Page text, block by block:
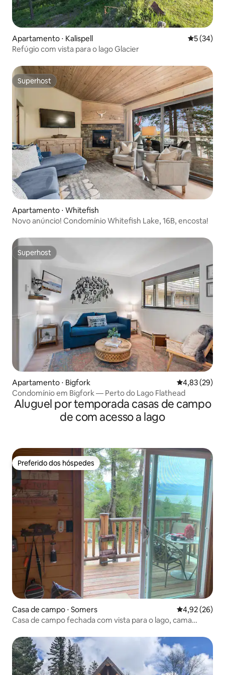
Apartamento ⋅ Kalispell 5 de uma
5 (34)
Refúgio com vista para o lago Glacier
Superhost
Superhost
Apartamento ⋅ Whitefish
Novo anúncio! Condomínio Whitefish Lake, 16B, encosta!
Superhost
Superhost
Apartamento ⋅ Bigfork 4,83 de uma
4,83 (29)
Condomínio em Bigfork — Perto do Lago Flathead
Aluguel por temporada casas de campo
de com acesso a lago
Preferido dos hóspedes
Preferido dos hóspedes
Casa de campo ⋅ Somers 4,92 de uma
4,92 (26)
Casa de campo fechada com vista para o lago, cama
elétrico